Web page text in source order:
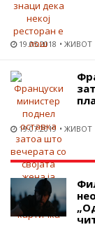
19.05.2018 ЖИВОТ
19.07.2019 ЖИВОТ